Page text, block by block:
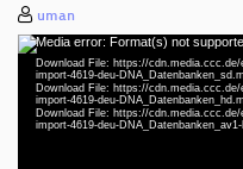
uman
Video
Player
Media error: Format(s) not
Download File: https://
import-4619-deu-
Download File: https://
import-4619-deu-
Download File: https://
import-4619-deu-